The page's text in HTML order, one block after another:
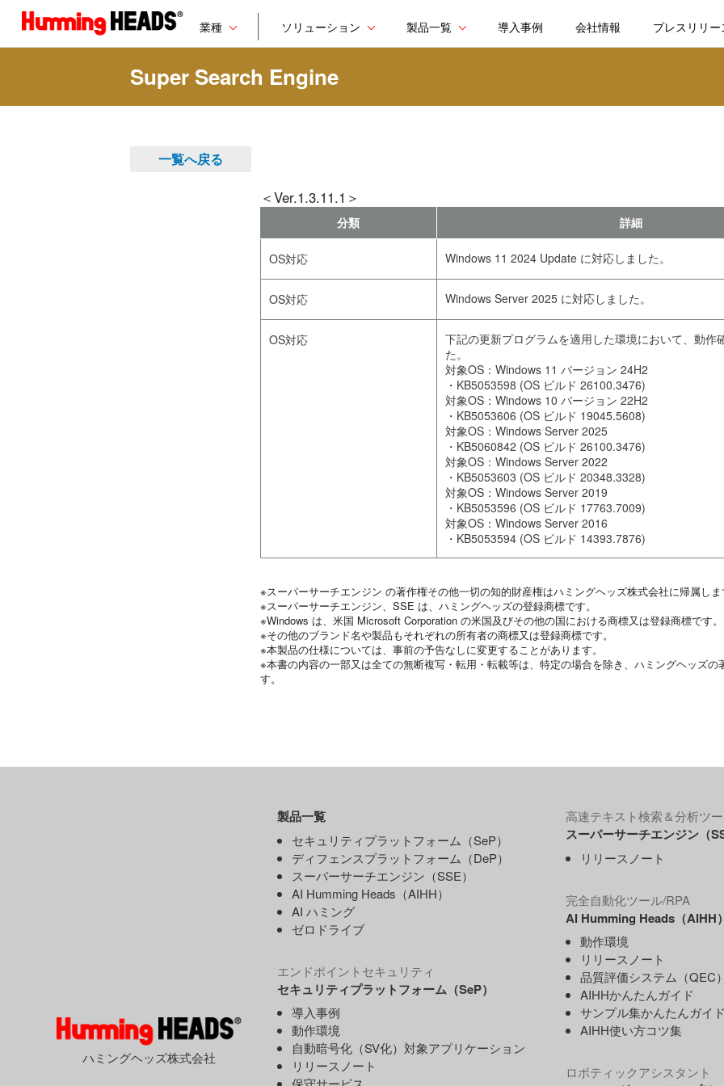
業種 ソリューション 製品一覧 導入事例 会社情報 プレスリリー
Super Search Engine
一覧へ戻る
＜Ver.1.3.11.1＞
分類
詳細
OS対応 Windows 11 2024 Update に対応しました。
OS対応 Windows Server 2025 に対応しました。
OS対応
下記の更新プログラムを適用した環境において、動作
た。
対象OS：Windows 11 バージョン 24H2
・KB5053598 (OS ビルド 26100.3476)
対象OS：Windows 10 バージョン 22H2
・KB5053606 (OS ビルド 19045.5608)
対象OS：Windows Server 2025
・KB5060842 (OS ビルド 26100.3476)
対象OS：Windows Server 2022
・KB5053603 (OS ビルド 20348.3328)
対象OS：Windows Server 2019
・KB5053596 (OS ビルド 17763.7009)
対象OS：Windows Server 2016
・KB5053594 (OS ビルド 14393.7876)
※スーパーサーチエンジン の著作権その他一切の知的財産権はハミングヘッズ株式会社に帰属しま
※スーパーサーチエンジン、SSE は、ハミングヘッズの登録商標です。
※Windows は、米国 Microsoft Corporation の米国及びその他の国における商標又は登録商標です。
※その他のブランド名や製品もそれぞれの所有者の商標又は登録商標です。
※本製品の仕様については、事前の予告なしに変更することがあります。
※本書の内容の一部又は全ての無断複写・転用・転載等は、特定の場合を除き、ハミングヘッズの
す。
ハミングヘッズ株式会社
製品一覧
セキュリティプラットフォーム（SeP）
ディフェンスプラットフォーム（DeP）
スーパーサーチエンジン（SSE）
AI Humming Heads（AIHH）
AI ハミング
ゼロドライブ
エンドポイントセキュリティ
セキュリティプラットフォーム（SeP）
導入事例
動作環境
自動暗号化（SV化）対象アプリケーション
リリースノート
高速テキスト検索＆分析ツ
スーパーサーチエンジン（
リリースノート
完全自動化ツール/RPA
AI Humming Heads（AIHH）
動作環境
リリースノート
品質評価システム（QEC）
AIHHかんたんガイド
サンプル集かんたんガイド
AIHH使い方コツ集
ロボティックアシスタント